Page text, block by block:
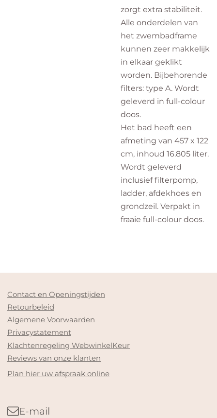
zorgt extra stabiliteit.
Alle onderdelen van
het zwembadframe
kunnen zeer makkelijk
in elkaar geklikt
worden. Bijbehorende
filters: type A. Wordt
geleverd in full-colour
doos.
Het bad heeft een
afmeting van 457 x 122
cm, inhoud 16.805 liter.
Wordt geleverd
inclusief filterpomp,
ladder, afdekhoes en
grondzeil. Verpakt in
fraaie full-colour doos.
Contact en Openingstijden
Retourbeleid
Algemene Voorwaarden
Privacystatement
Klachtenregeling WebwinkelKeur
Reviews van onze klanten
Plan hier uw afspraak online
E-mail